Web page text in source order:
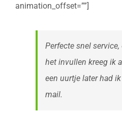
animation_offset=””]
Perfecte snel
het invullen kreeg ik
een uurtje later had
mail.